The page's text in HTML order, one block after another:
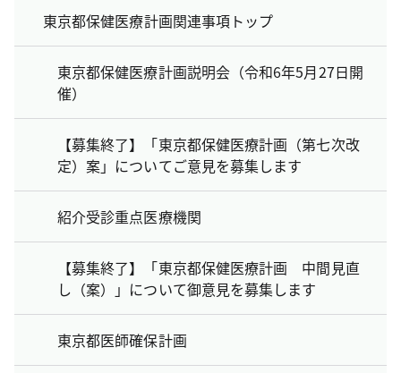
東京都保健医療計画関連事項トップ
東京都保健医療計画説明会（令和6年5月27日開
催）
【募集終了】「東京都保健医療計画（第七次改
定）案」についてご意見を募集します
紹介受診重点医療機関
【募集終了】「東京都保健医療計画 中間見直
し（案）」について御意見を募集します
東京都医師確保計画